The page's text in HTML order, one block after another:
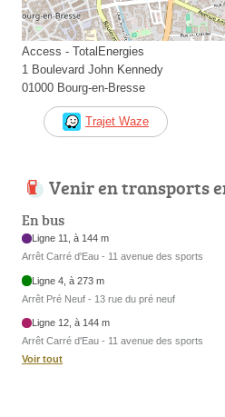
Access - TotalEnergies
1 Boulevard John Kennedy
01000 Bourg-en-Bresse
Trajet Waze
Venir en transports
En bus
Ligne 11, à 144 m
Arrêt Carré d'Eau - 11 avenue des sports
Ligne 4, à 273 m
Arrêt Pré Neuf - 13 rue du pré neuf
Ligne 12, à 144 m
Arrêt Carré d'Eau - 11 avenue des sports
Voir tout